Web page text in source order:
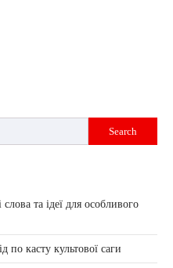
Search
та ідеї для особливого
по касту культової саги